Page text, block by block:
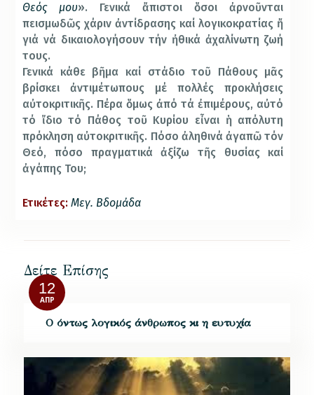
Θεός μου». Γενικά ἄπιστοι ὅσοι ἀρνοῦνται
πεισμωδῶς χάριν ἀντίδρασης καί λογικοκρατίας ἤ
γιά νά δικαιολογήσουν τήν ἠθικά ἀχαλίνωτη ζωή
τους.
Γενικά κάθε βῆμα καί στάδιο τοῦ Πάθους μᾶς
βρίσκει ἀντιμέτωπους μέ πολλές προκλήσεις
αὐτοκριτικῆς. Πέρα ὅμως ἀπό τά ἐπιμέρους, αὐτό
τό ἴδιο τό Πάθος τοῦ Κυρίου εἶναι ἡ απόλυτη
πρόκληση αὐτοκριτικῆς. Πόσο ἀληθινά ἀγαπῶ τόν
Θεό, πόσο πραγματικά ἀξίζω τῆς θυσίας καί
ἀγάπης Του;
Ετικέτες: Μεγ. Βδομἀδα
Δείτε Επίσης
12
ΑΠΡ
Ο όντως λογικός άνθρωπος κι η ευτυχία